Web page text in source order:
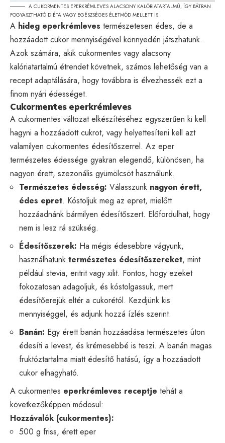
A CUKORMENTES EPERKRÉMLEVES ALACSONY KALÓRIATARTALMÚ, ÍGY BÁTRAN
FOGYASZTHATÓ DIÉTA VAGY EGÉSZSÉGES ÉLETMÓD MELLETT IS.
A hideg eperkrémleves természetesen édes, de a
hozzáadott cukor mennyiségével könnyedén játszhatunk.
Azok számára, akik cukormentes vagy alacsony
kalóriatartalmú étrendet követnek, számos lehetőség van a
recept adaptálására, hogy továbbra is élvezhessék ezt a
finom nyári édességet.
Cukormentes eperkrémleves
A cukormentes változat elkészítéséhez egyszerűen ki kell
hagyni a hozzáadott cukrot, vagy helyettesíteni kell azt
valamilyen cukormentes édesítőszerrel. Az eper
természetes édessége gyakran elegendő, különösen, ha
nagyon érett, szezonális gyümölcsöt használunk.
Természetes édesség: Válasszunk nagyon érett,
édes epret. Kóstoljuk meg az epret, mielőtt
hozzáadnánk bármilyen édesítőszert. Előfordulhat, hogy
nem is lesz rá szükség.
Édesítőszerek: Ha mégis édesebbre vágyunk,
használhatunk természetes édesítőszereket, mint
például stevia, eritrit vagy xilit. Fontos, hogy ezeket
fokozatosan adagoljuk, és kóstolgassuk, mert
édesítőerejük eltér a cukorétól. Kezdjünk kis
mennyiséggel, és adjunk hozzá ízlés szerint.
Banán: Egy érett banán hozzáadása természetes úton
édesíti a levest, és krémesebbé is teszi. A banán magas
fruktóztartalma miatt édesítő hatású, így a hozzáadott
cukor elhagyható.
A cukormentes eperkrémleves receptje tehát a
következőképpen módosul:
Hozzávalók (cukormentes):
500 g friss, érett eper